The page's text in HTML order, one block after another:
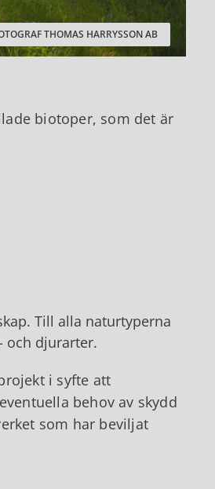
HUBERT ELMING/MOSTPHOTOS
biotoper, som det är
Till alla naturtyperna
och djurarter.
i syfte att
behov av skydd
som har beviljat